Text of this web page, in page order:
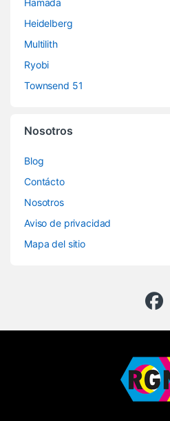
Hamada
Heidelberg
Multilith
Ryobi
Townsend 51
Nosotros
Blog
Contácto
Nosotros
Aviso de privacidad
Mapa del sitio